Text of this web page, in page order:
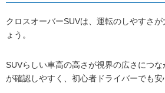
クロスオーバーSUVは、運転のしやすさ
ょう。
SUVらしい車高の高さが視界の広さにつ
が確認しやすく、初心者ドライバーでも安